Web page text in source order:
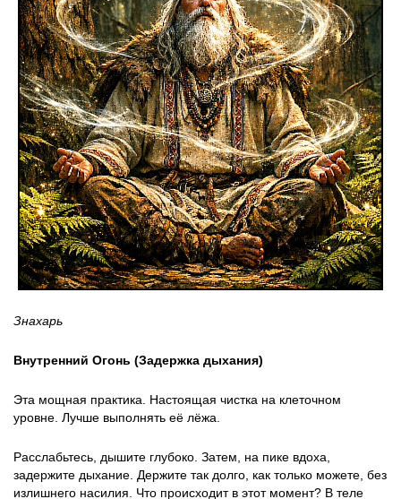
Знахарь
Внутренний Огонь (Задержка дыхания)
Эта мощная практика. Настоящая чистка на клеточном
уровне. Лучше выполнять её лёжа.
Расслабьтесь, дышите глубоко. Затем, на пике вдоха,
задержите дыхание. Держите так долго, как только можете, без
излишнего насилия. Что происходит в этот момент? В теле